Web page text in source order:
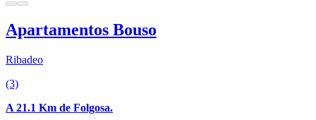
Apartamentos Bouso
Ribadeo
(3)
A 21.1 Km de Folgosa.